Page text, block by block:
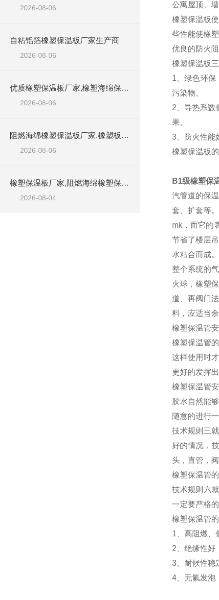
2026-08-06
自粘铝箔橡塑保温板厂家生产商
2026-08-06
优质橡塑保温板厂家,橡塑海绵保温材料供货商
2026-08-06
阻燃海绵橡塑保温板厂家,橡塑板厂家销售点
2026-08-06
橡塑保温板厂家,阻燃海绵橡塑保温板厂家出售
2026-08-04
公寓屋顶、
橡塑保温板
些性能使橡
优良的防火
橡塑保温板
1、绿色环保
污染物。
2、导热系数
果。
3、防火性能
橡塑保温板
B1级橡塑保
汽管道的保
套、扩套等
mk，而它的
节省了楼层
水粘合而成
整个系统的
火球，橡塑
道、再阀门
料，应适当
橡塑保温管
橡塑保温管
这样使用时
更好的发挥
橡塑保温管
胶水自然能
随意的进行
技术规则三
好的情况，
头，直管，
橡塑保温管
技术规则六
一定要严格
橡塑保温管
1、高阻燃、
2、绝缘性好
3、耐候性稳
4、无氟发泡